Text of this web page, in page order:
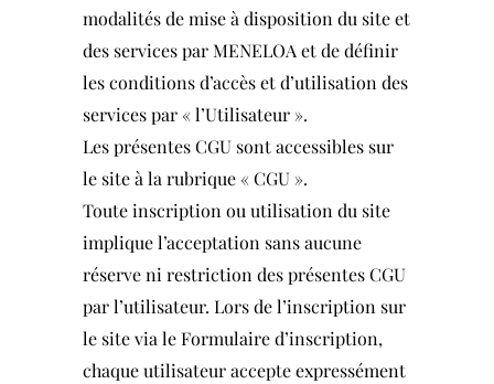
modalités de mise à disposition du site et
des services par MENELOA et de définir
les conditions d’accès et d’utilisation des
services par « l’Utilisateur ».
Les présentes CGU sont accessibles sur
le site à la rubrique « CGU ».
Toute inscription ou utilisation du site
implique l’acceptation sans aucune
réserve ni restriction des présentes CGU
par l’utilisateur. Lors de l’inscription sur
le site via le Formulaire d’inscription,
chaque utilisateur accepte expressément